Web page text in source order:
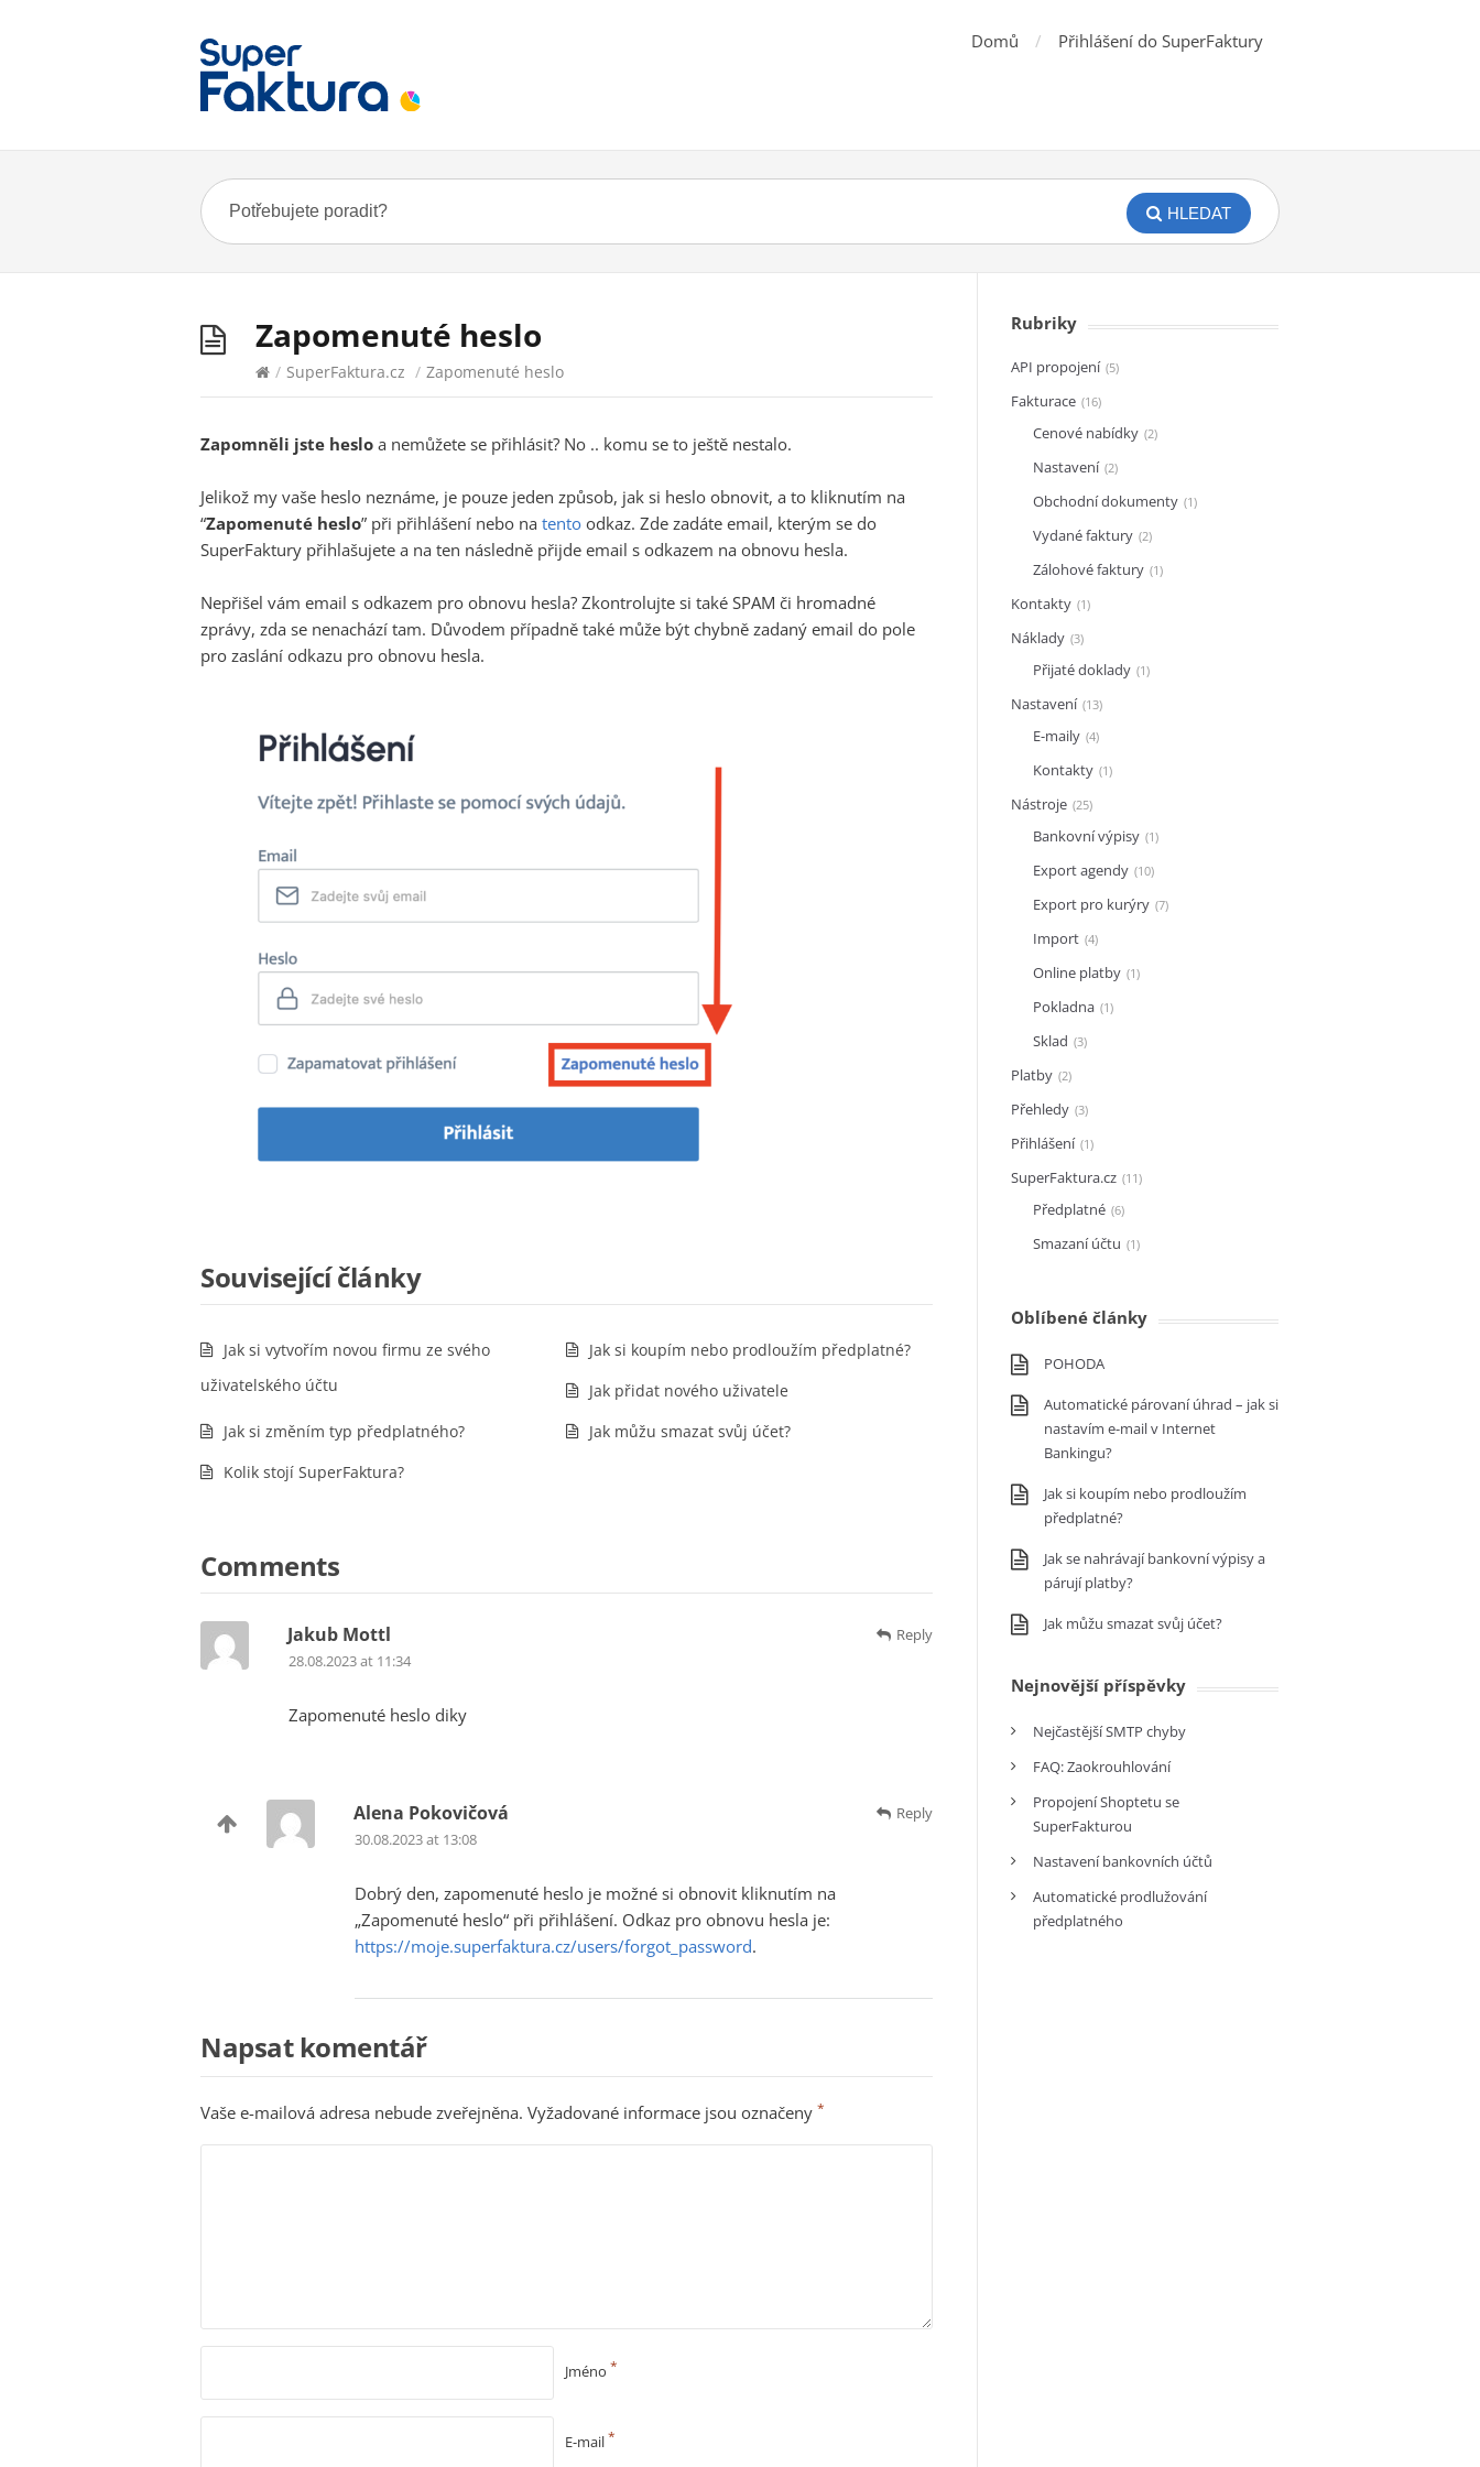
Domů Přihlášení do SuperFaktury
HLEDAT
Zapomenuté heslo
/ SuperFaktura.cz / Zapomenuté heslo
Zapomněli jste heslo a nemůžete se přihlásit? No .. komu se to ještě nestalo.
Jelikož my vaše heslo neznáme, je pouze jeden způsob, jak si heslo obnovit, a to kliknutím na
“Zapomenuté heslo” při přihlášení nebo na tento odkaz. Zde zadáte email, kterým se do
SuperFaktury přihlašujete a na ten následně přijde email s odkazem na obnovu hesla.
Nepřišel vám email s odkazem pro obnovu hesla? Zkontrolujte si také SPAM či hromadné
zprávy, zda se nenachází tam. Důvodem případně také může být chybně zadaný email do pole
pro zaslání odkazu pro obnovu hesla.
Související články
Jak si vytvořím novou firmu ze svého
uživatelského účtu
Jak si koupím nebo prodloužím předplatné?
Jak přidat nového uživatele
Jak si změním typ předplatného?
Jak můžu smazat svůj účet?
Kolik stojí SuperFaktura?
Comments
Reply
Jakub Mottl
28.08.2023 at 11:34
Zapomenuté heslo diky
Reply
Alena Pokovičová
30.08.2023 at 13:08
Dobrý den, zapomenuté heslo je možné si obnovit kliknutím na
„Zapomenuté heslo“ při přihlášení. Odkaz pro obnovu hesla je:
https://moje.superfaktura.cz/users/forgot_password.
Napsat komentář
Vaše e-mailová adresa nebude zveřejněna. Vyžadované informace jsou označeny *
Jméno *
E-mail*
Rubriky
API propojení 5
Fakturace 16
Cenové nabídky 2
Nastavení 2
Obchodní dokumenty 1
Vydané faktury 2
Zálohové faktury 1
Kontakty 1
Náklady 3
Přijaté doklady 1
Nastavení 13
E-maily 4
Kontakty 1
Nástroje 25
Bankovní výpisy 1
Export agendy 10
Export pro kurýry 7
Import 4
Online platby 1
Pokladna 1
Sklad 3
Platby 2
Přehledy 3
Přihlášení 1
SuperFaktura.cz 11
Předplatné 6
Smazaní účtu 1
Oblíbené články
POHODA
Automatické párovaní úhrad – jak si
nastavím e-mail v Internet
Bankingu?
Jak si koupím nebo prodloužím
předplatné?
Jak se nahrávají bankovní výpisy a
párují platby?
Jak můžu smazat svůj účet?
Nejnovější příspěvky
Nejčastější SMTP chyby
FAQ: Zaokrouhlování
Propojení Shoptetu se
SuperFakturou
Nastavení bankovních účtů
Automatické prodlužování
předplatného